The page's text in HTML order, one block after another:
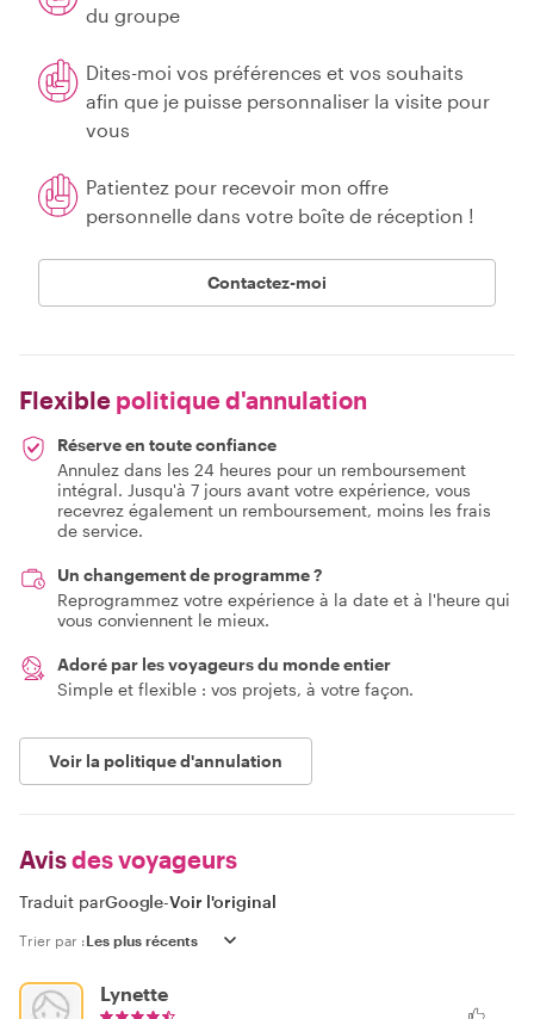
du groupe
Dites-moi vos préférences et vos souhaits
afin que je puisse personnaliser la visite pour
vous
Patientez pour recevoir mon offre
personnelle dans votre boîte de réception !
Contactez-moi
Flexible politique d'annulation
Réserve en toute confiance
Annulez dans les 24 heures pour un remboursement
intégral. Jusqu'à 7 jours avant votre expérience, vous
recevrez également un remboursement, moins les frais
de service.
Un changement de programme ?
Reprogrammez votre expérience à la date et à l'heure qui
vous conviennent le mieux.
Adoré par les voyageurs du monde entier
Simple et flexible : vos projets, à votre façon.
Voir la politique d'annulation
Avisdes voyageurs
Traduit parGoogle-Voir l'original
Trier par :
Lynette